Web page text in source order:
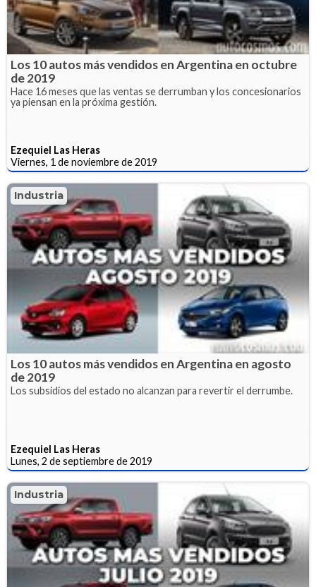
Los 10 autos más vendidos en Argentina en octubre
de 2019
Hace 16 meses que las ventas se derrumban y los concesionarios
ya piensan en la próxima gestión.
Ezequiel Las Heras
Viernes, 1 de noviembre de 2019
Industria
Los 10 autos más vendidos en Argentina en agosto
de 2019
Los subsidios del estado no alcanzan para revertir el derrumbe.
Ezequiel Las Heras
Lunes, 2 de septiembre de 2019
Industria